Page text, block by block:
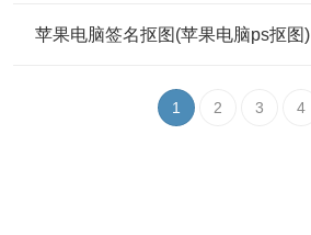
苹果电脑签名抠图(苹果电脑ps抠图)
1 2 3 4